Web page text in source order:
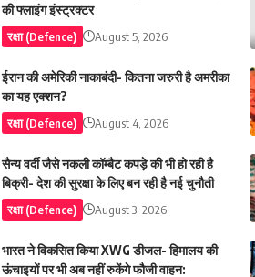
की फ्लाइंग इंस्ट्रक्टर
रक्षा (Defence) August 5, 2026
ईरान की अमेरिकी नाकाबंदी- कितना जरुरी है अमरीका
का यह एक्शन?
रक्षा (Defence) August 4, 2026
सैन्य वर्दी जैसे नकली कॉम्बैट कपड़े की भी हो रही है
बिक्री- देश की सुरक्षा के लिए बन रही है नई चुनौती
रक्षा (Defence) August 3, 2026
भारत ने विकसित किया XWG डीजल- हिमालय की
ऊंचाइयों पर भी अब नहीं रुकेंगे फौजी वाहन: